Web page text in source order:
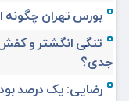
بورس تهران چگونه
تنگی انگشتر و
جدی؟
رضایی: یک درصد